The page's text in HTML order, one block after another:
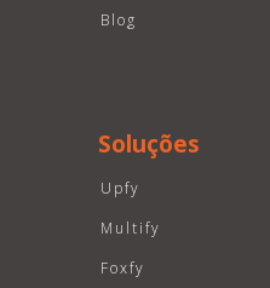
Blog
Soluções
Upfy
Multify
Foxfy